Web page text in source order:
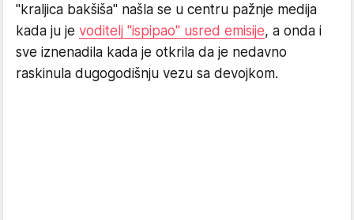
"kraljica bakšiša" našla se u centru pažnje medija
kada ju je voditelj "ispipao" usred emisije, a onda i
sve iznenadila kada je otkrila da je nedavno
raskinula dugogodišnju vezu sa devojkom.